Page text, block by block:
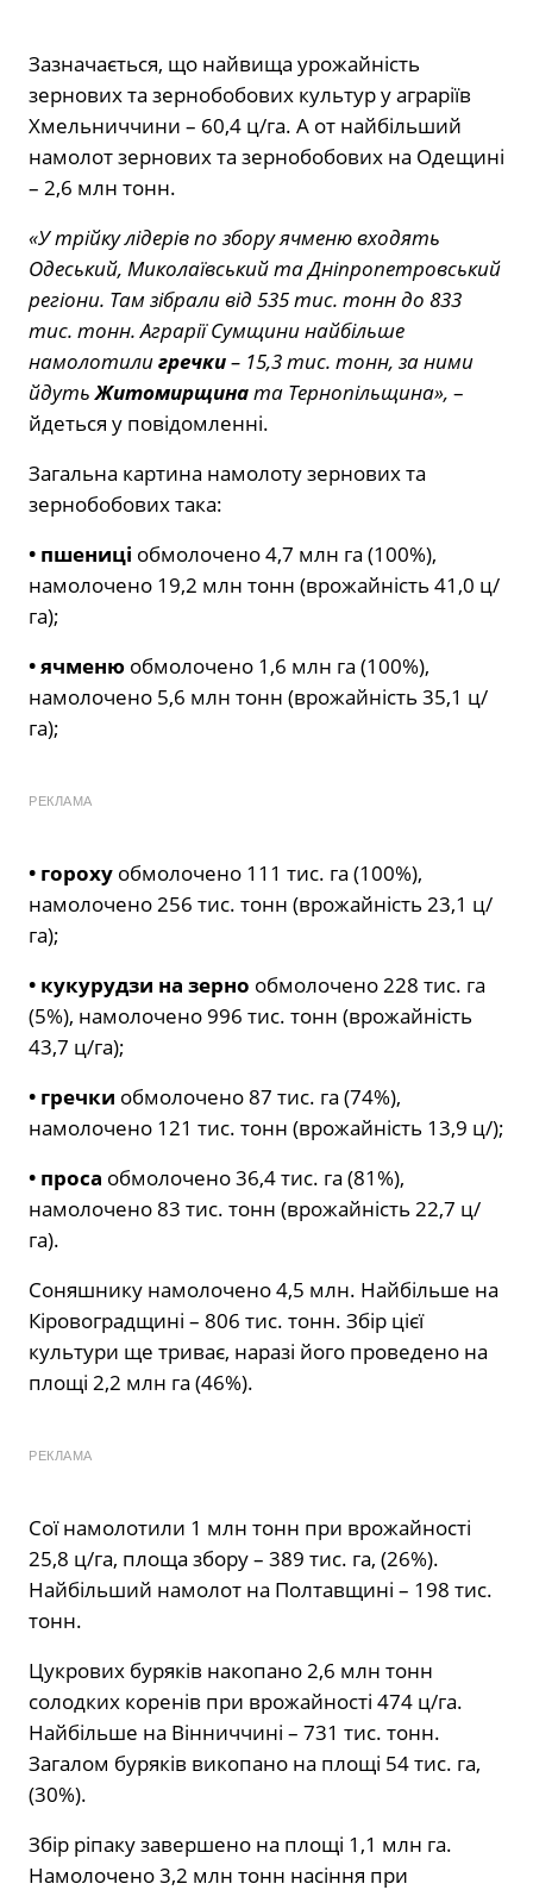
Зазначається, що найвища урожайність
зернових та зернобобових культур у аграріїв
Хмельниччини – 60,4 ц/га. А от найбільший
намолот зернових та зернобобових на Одещині
– 2,6 млн тонн.
«У трійку лідерів по збору ячменю входять
Одеський, Миколаївський та Дніпропетровський
регіони. Там зібрали від 535 тис. тонн до 833
тис. тонн. Аграрії Сумщини найбільше
намолотилигречки– 15,3 тис. тонн, за ними
йдуть Житомирщината Тернопільщина», –
йдеться у повідомленні.
Загальна картина намолоту зернових та
зернобобових така:
• пшениці обмолочено 4,7 млн га (100%),
намолочено 19,2 млн тонн (врожайність 41,0 ц/
га);
•ячменю обмолочено 1,6 млн га (100%),
намолочено 5,6 млн тонн (врожайність 35,1 ц/
га);
РЕКЛАМА
• гороху обмолочено 111 тис. га (100%),
намолочено 256 тис. тонн (врожайність 23,1 ц/
га);
• кукурудзи на зерно обмолочено 228 тис. га
(5%), намолочено 996 тис. тонн (врожайність
43,7 ц/га);
• гречки обмолочено 87 тис. га (74%),
намолочено 121 тис. тонн (врожайність 13,9 ц/);
• проса обмолочено 36,4 тис. га (81%),
намолочено 83 тис. тонн (врожайність 22,7 ц/
га).
Соняшнику намолочено 4,5 млн. Найбільше на
Кіровоградщині – 806 тис. тонн. Збір цієї
культури ще триває, наразі його проведено на
площі 2,2 млн га (46%).
РЕКЛАМА
Сої намолотили 1 млн тонн при врожайності
25,8 ц/га, площа збору – 389 тис. га, (26%).
Найбільший намолот на Полтавщині – 198 тис.
тонн.
Цукрових буряків накопано 2,6 млн тонн
солодких коренів при врожайності 474 ц/га.
Найбільше на Вінниччині – 731 тис. тонн.
Загалом буряків викопано на площі 54 тис. га,
(30%).
Збір ріпаку завершено на площі 1,1 млн га.
Намолочено 3,2 млн тонн насіння при